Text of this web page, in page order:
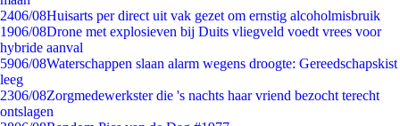
2406/08Huisarts per direct uit vak gezet om ernstig alcoholmisbruik
1906/08Drone met explosieven bij Duits vliegveld voedt vrees voor
hybride aanval
5906/08Waterschappen slaan alarm wegens droogte: Gereedschapskist
leeg
2306/08Zorgmedewerkster die 's nachts haar vriend bezocht terecht
ontslagen